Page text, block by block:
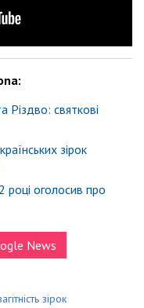
Різдво: святкові
зірок
році оголосив про
News
зірок